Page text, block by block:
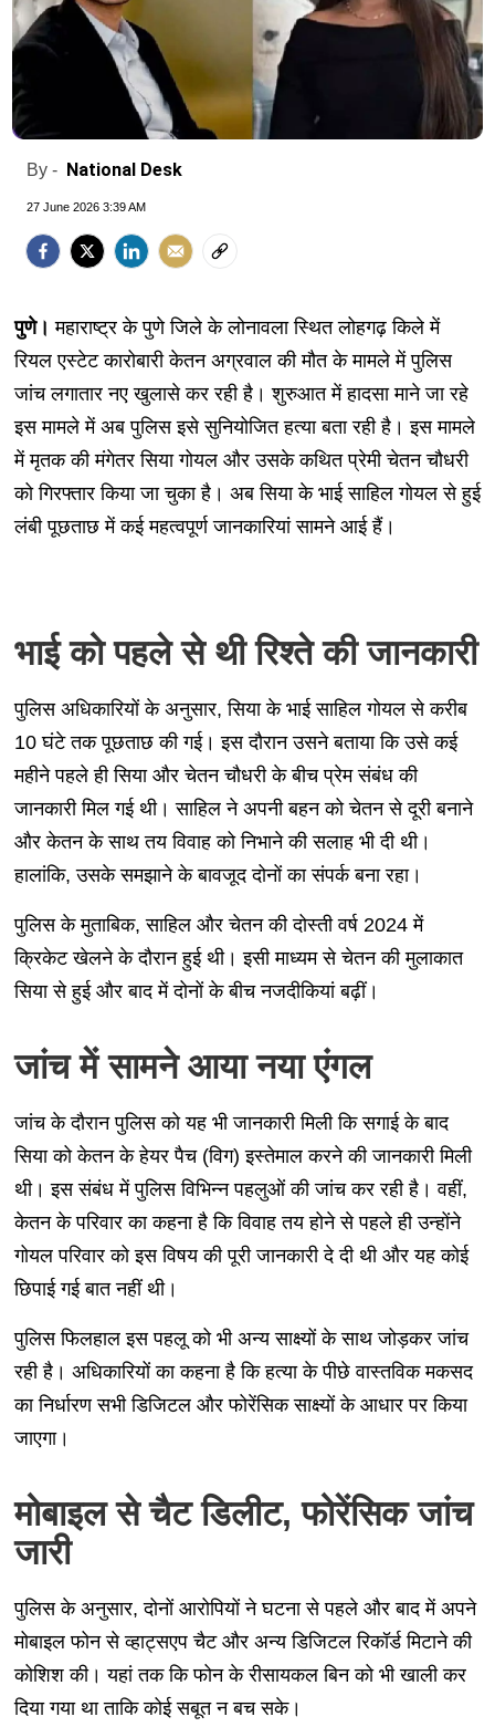
By - National Desk
27 June 2026 3:39 AM
पुणे। महाराष्ट्र के पुणे जिले के लोनावला स्थित लोहगढ़ किले में
रियल एस्टेट कारोबारी केतन अग्रवाल की मौत के मामले में पुलिस
जांच लगातार नए खुलासे कर रही है। शुरुआत में हादसा माने जा रहे
इस मामले में अब पुलिस इसे सुनियोजित हत्या बता रही है। इस मामले
में मृतक की मंगेतर सिया गोयल और उसके कथित प्रेमी चेतन चौधरी
को गिरफ्तार किया जा चुका है। अब सिया के भाई साहिल गोयल से हुई
लंबी पूछताछ में कई महत्वपूर्ण जानकारियां सामने आई हैं।
भाई को पहले से थी रिश्ते की जानकारी
पुलिस अधिकारियों के अनुसार, सिया के भाई साहिल गोयल से करीब
10 घंटे तक पूछताछ की गई। इस दौरान उसने बताया कि उसे कई
महीने पहले ही सिया और चेतन चौधरी के बीच प्रेम संबंध की
जानकारी मिल गई थी। साहिल ने अपनी बहन को चेतन से दूरी बनाने
और केतन के साथ तय विवाह को निभाने की सलाह भी दी थी।
हालांकि, उसके समझाने के बावजूद दोनों का संपर्क बना रहा।
पुलिस के मुताबिक, साहिल और चेतन की दोस्ती वर्ष 2024 में
क्रिकेट खेलने के दौरान हुई थी। इसी माध्यम से चेतन की मुलाकात
सिया से हुई और बाद में दोनों के बीच नजदीकियां बढ़ीं।
जांच में सामने आया नया एंगल
जांच के दौरान पुलिस को यह भी जानकारी मिली कि सगाई के बाद
सिया को केतन के हेयर पैच (विग) इस्तेमाल करने की जानकारी मिली
थी। इस संबंध में पुलिस विभिन्न पहलुओं की जांच कर रही है। वहीं,
केतन के परिवार का कहना है कि विवाह तय होने से पहले ही उन्होंने
गोयल परिवार को इस विषय की पूरी जानकारी दे दी थी और यह कोई
छिपाई गई बात नहीं थी।
पुलिस फिलहाल इस पहलू को भी अन्य साक्ष्यों के साथ जोड़कर जांच
रही है। अधिकारियों का कहना है कि हत्या के पीछे वास्तविक मकसद
का निर्धारण सभी डिजिटल और फोरेंसिक साक्ष्यों के आधार पर किया
जाएगा।
मोबाइल से चैट डिलीट, फोरेंसिक जांच
जारी
पुलिस के अनुसार, दोनों आरोपियों ने घटना से पहले और बाद में अपने
मोबाइल फोन से व्हाट्सएप चैट और अन्य डिजिटल रिकॉर्ड मिटाने की
कोशिश की। यहां तक कि फोन के रीसायकल बिन को भी खाली कर
दिया गया था ताकि कोई सबूत न बच सके।